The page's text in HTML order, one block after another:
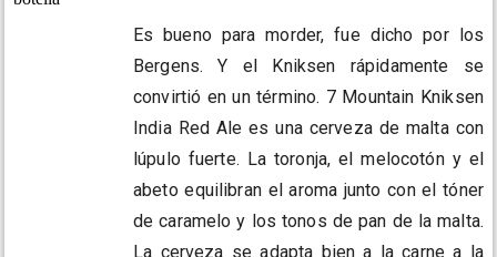
Es bueno para morder, fue dicho por los
Bergens. Y el Kniksen rápidamente se
convirtió en un término. 7 Mountain Kniksen
India Red Ale es una cerveza de malta con
lúpulo fuerte. La toronja, el melocotón y el
abeto equilibran el aroma junto con el tóner
de caramelo y los tonos de pan de la malta.
La cerveza se adapta bien a la carne a la